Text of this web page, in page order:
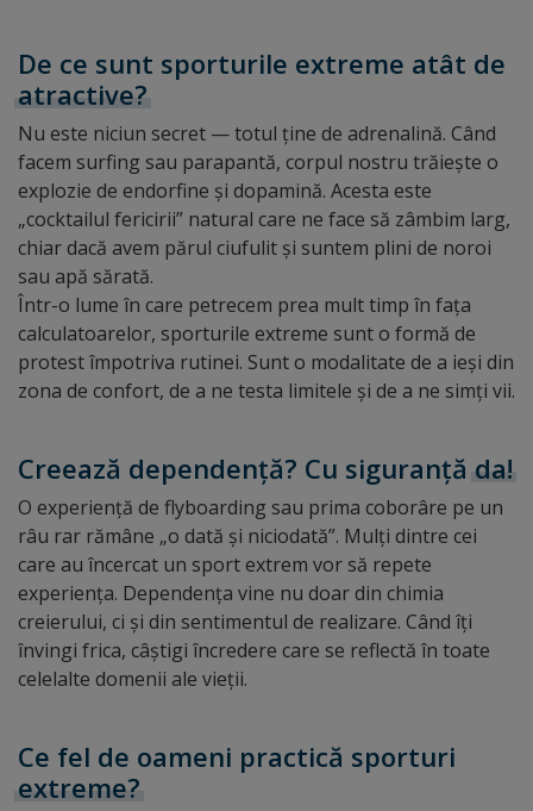
De ce sunt sporturile extreme atât de
atractive?
Nu este niciun secret — totul ține de adrenalină. Când
facem surfing sau parapantă, corpul nostru trăiește o
explozie de endorfine și dopamină. Acesta este
„cocktailul fericirii” natural care ne face să zâmbim larg,
chiar dacă avem părul ciufulit și suntem plini de noroi
sau apă sărată.
Într-o lume în care petrecem prea mult timp în fața
calculatoarelor, sporturile extreme sunt o formă de
protest împotriva rutinei. Sunt o modalitate de a ieși din
zona de confort, de a ne testa limitele și de a ne simți vii.
Creează dependență? Cu siguranță da!
O experiență de flyboarding sau prima coborâre pe un
râu rar rămâne „o dată și niciodată”. Mulți dintre cei
care au încercat un sport extrem vor să repete
experiența. Dependența vine nu doar din chimia
creierului, ci și din sentimentul de realizare. Când îți
învingi frica, câștigi încredere care se reflectă în toate
celelalte domenii ale vieții.
Ce fel de oameni practică sporturi
extreme?